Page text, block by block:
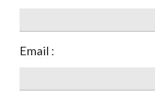
Email :